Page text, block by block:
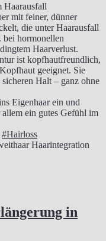
Haarausfall
mit feiner, dünner
die unter Haarausfall
bei hormonellen
Haarverlust.
ist kopfhautfreundlich,
geeignet. Sie
Halt – ganz ohne
Eigenhaar ein und
ein gutes Gefühl im
#Hairloss
Haarintegration
in